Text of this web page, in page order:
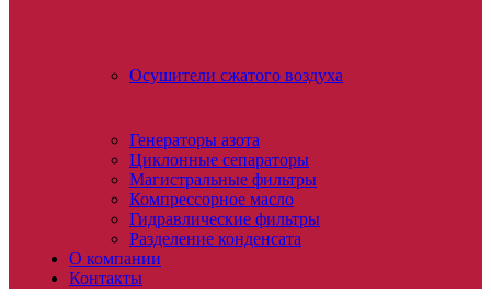
Осушители сжатого воздуха
Генераторы азота
Циклонные сепараторы
Магистральные фильтры
Компрессорное масло
Гидравлические фильтры
Разделение конденсата
О компании
Контакты